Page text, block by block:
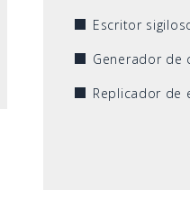
Escritor
Generador de
Replicador de